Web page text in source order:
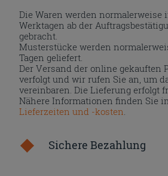
Die Waren werden normalerweise
Werktagen ab der
gebracht.
Musterstücke werden
Tagen geliefert.
Der Versand der online gekauften
verfolgt und wir rufen Sie an, um
vereinbaren. Die Lieferung erfolgt
Nähere Informationen finden Sie
Lieferzeiten und -kosten
Sichere Bezahlung